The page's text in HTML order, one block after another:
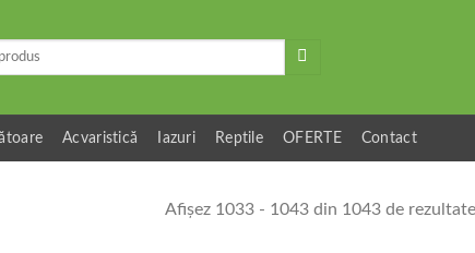
Acvaristică Iazuri Reptile OFERTE Contact
Afișez 1033 - 1043 din 1043 de rezultate